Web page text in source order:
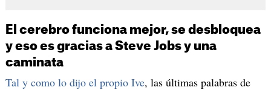
El cerebro funciona mejor, se desbloquea
y eso es gracias a Steve Jobs y una
caminata
Tal y como lo dijo el propio Ive, las últimas palabras de